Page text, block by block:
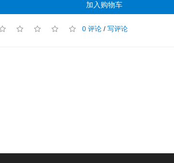
加入购物车
0 评论 / 写评论